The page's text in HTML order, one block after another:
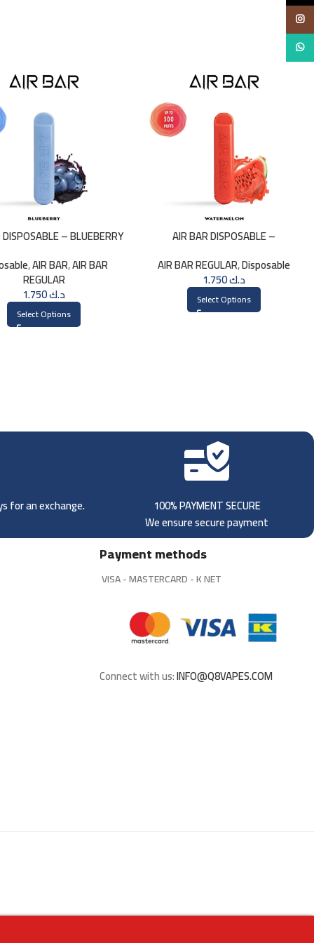
– BLUEBERRY
,AIR BAR,AIR BAR
REGULAR
د.ك1.750
Select Options
AIR BAR DISPOSABLE –
AIR BAR REGULAR,Disposable
د.ك1.750
Select Options
for an exchange.
100% PAYMENT SECURE
We ensure secure payment
Payment methods
VISA - MASTERCARD - K NET
Connect with us:INFO@Q8VAPES.COM